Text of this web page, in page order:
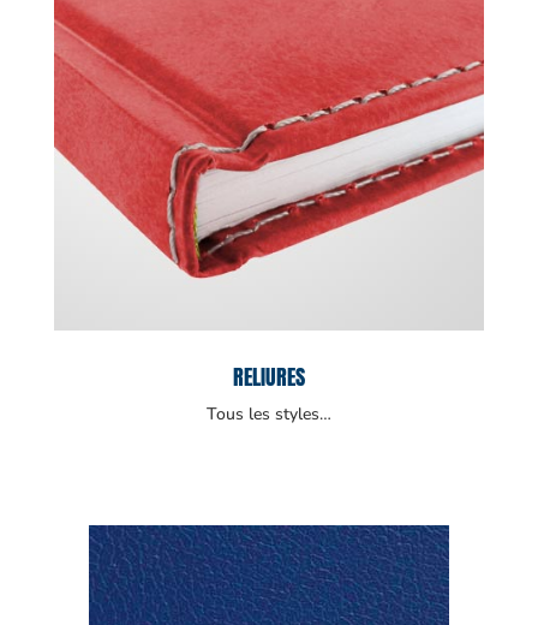
RELIURES
Tous les styles…